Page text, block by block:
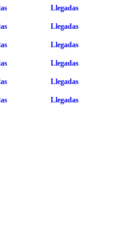
Llegadas
Llegadas
Llegadas
Llegadas
Llegadas
Llegadas